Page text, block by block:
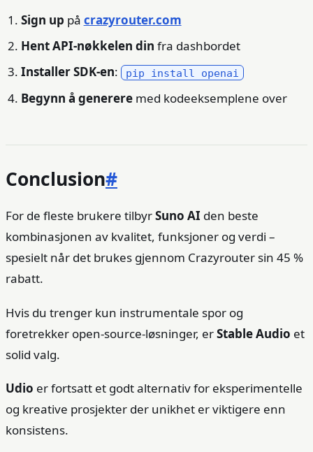
Sign up på crazyrouter.com
Hent API-nøkkelen din fra dashbordet
Installer SDK-en: pip install openai
Begynn å genereremed kodeeksemplene over
Conclusion#
For de fleste brukere tilbyrSuno AI den beste
kombinasjonen av kvalitet, funksjoner og verdi –
spesielt når det brukes gjennom Crazyrouter sin 45 %
rabatt.
Hvis du trenger kun instrumentale spor og
foretrekker open-source-løsninger, erStable Audio et
solid valg.
Udio er fortsatt et godt alternativ for eksperimentelle
og kreative prosjekter der unikhet er viktigere enn
konsistens.